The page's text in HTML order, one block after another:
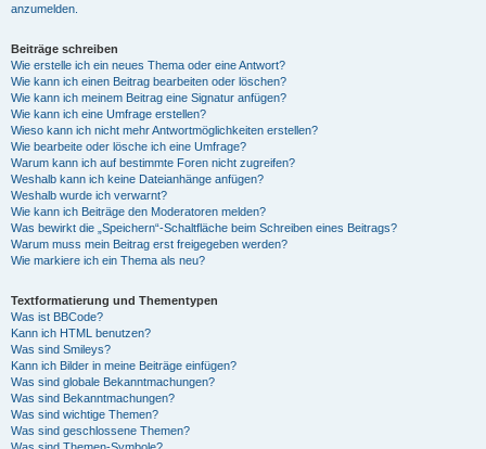
anzumelden.
Beiträge schreiben
Wie erstelle ich ein neues Thema oder eine Antwort?
Wie kann ich einen Beitrag bearbeiten oder löschen?
Wie kann ich meinem Beitrag eine Signatur anfügen?
Wie kann ich eine Umfrage erstellen?
Wieso kann ich nicht mehr Antwortmöglichkeiten erstellen?
Wie bearbeite oder lösche ich eine Umfrage?
Warum kann ich auf bestimmte Foren nicht zugreifen?
Weshalb kann ich keine Dateianhänge anfügen?
Weshalb wurde ich verwarnt?
Wie kann ich Beiträge den Moderatoren melden?
Was bewirkt die „Speichern“-Schaltfläche beim Schreiben eines Beitrags?
Warum muss mein Beitrag erst freigegeben werden?
Wie markiere ich ein Thema als neu?
Textformatierung und Thementypen
Was ist BBCode?
Kann ich HTML benutzen?
Was sind Smileys?
Kann ich Bilder in meine Beiträge einfügen?
Was sind globale Bekanntmachungen?
Was sind Bekanntmachungen?
Was sind wichtige Themen?
Was sind geschlossene Themen?